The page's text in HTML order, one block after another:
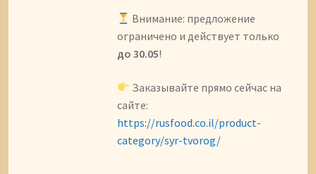
Внимание: предложение
ограничено и действует только
до 30.05!
Заказывайте прямо сейчас на
сайте:
https://rusfood.co.il/product-
category/syr-tvorog/